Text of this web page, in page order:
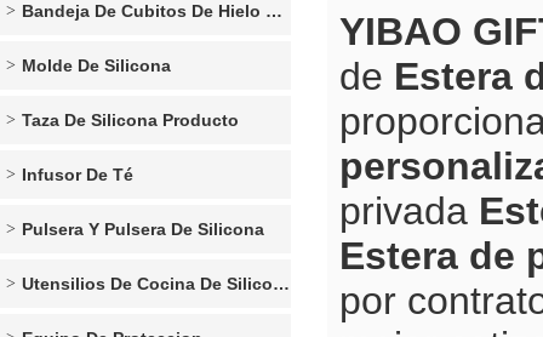
Bandeja De Cubitos De Hielo De Silicona
Molde De Silicona
Taza De Silicona Producto
Infusor De Té
Pulsera Y Pulsera De Silicona
Utensilios De Cocina De Silicona
YIBAO
de Estera
privada
Estera de
por